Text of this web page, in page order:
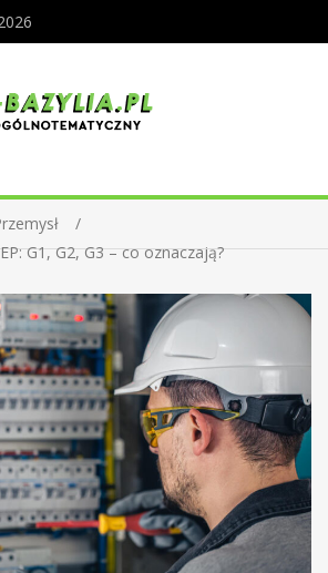
G1, G2, G3 – co oznaczają?